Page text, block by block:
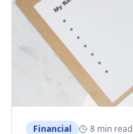
Financial 8 min read